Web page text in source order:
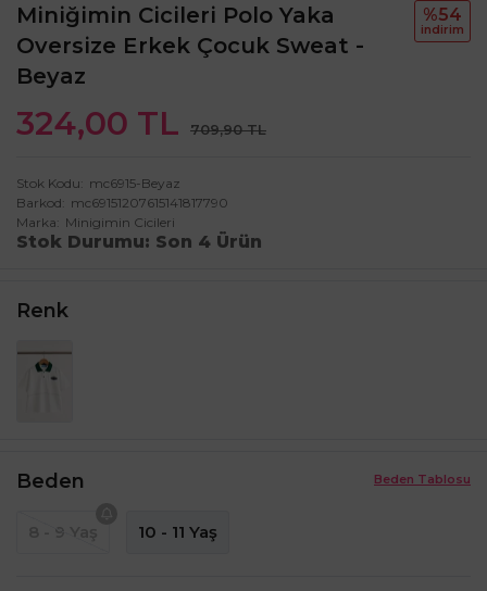
Miniğimin Cicileri Polo Yaka
Oversize Erkek Çocuk Sweat -
Beyaz
324,00 TL 709,90 TL
%54
i̇ndi̇ri̇m
Stok Kodu
mc6915-Beyaz
Barkod
mc69151207615141817790
Marka
Minigimin Cicileri
Stok Durumu Son 4 Ürün
Renk
Beden Tablosu
Beden
10 - 11 Yaş